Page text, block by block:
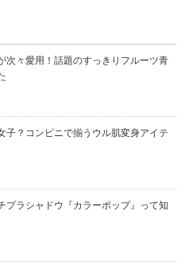
次々愛用！話題のすっきりフルーツ青
子？コンビニで揃うウル肌変身アイテ
プラシャドウ『カラーポップ』って知